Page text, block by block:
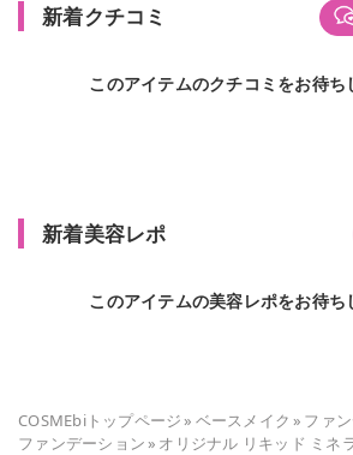
新着クチコミ
このアイテムのクチコミをお待ち
新着美容レポ
このアイテムの美容レポをお待ち
COSMEbiトップページ» ベースメイク » ファ
ファンデーション» オリジナル リキッド ミネ